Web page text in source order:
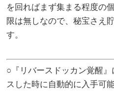
を回ればまず集まる程度の
限は無しなので、秘宝さえ
す。
○『リバースドッカン覚醒
スした時に自動的に入手可